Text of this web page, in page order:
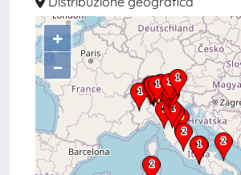
+
–